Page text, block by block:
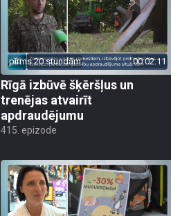
pirms 20 stundām 00:02:11
Rīgā izbūvē šķēršļus un
trenējas atvairīt
apdraudējumu
415. epizode